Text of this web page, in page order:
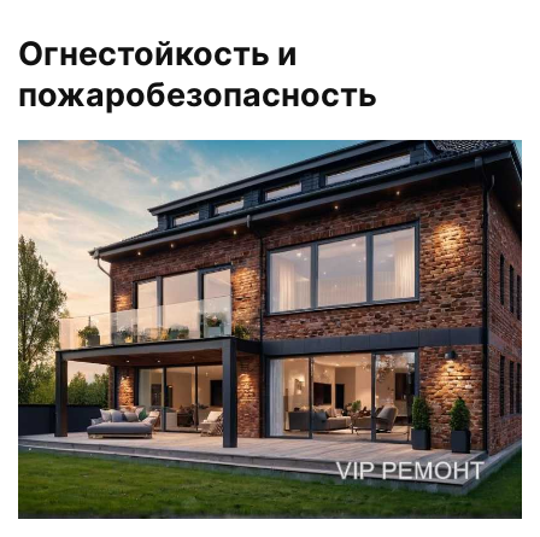
Огнестойкость и
пожаробезопасность